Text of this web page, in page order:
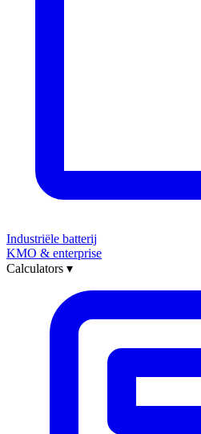
Industriële batterij
KMO & enterprise
Calculators ▾